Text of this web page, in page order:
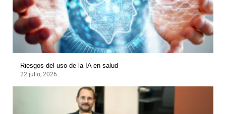
Riesgos del uso de la IA en salud
22 julio, 2026